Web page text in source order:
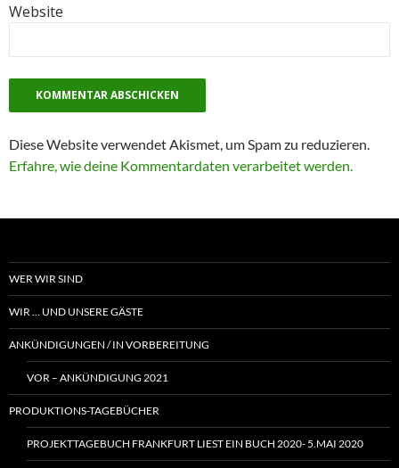
Website
Diese Website verwendet Akismet, um Spam zu reduzieren.
Erfahre, wie deine Kommentardaten verarbeitet werden.
WER WIR SIND
WIR … UND UNSERE GÄSTE
ANKÜNDIGUNGEN / IN VORBEREITUNG
VOR – ANKÜNDIGUNG 2021
PRODUKTIONS-TAGEBÜCHER
PROJEKTTAGEBUCH FRANKFURT LIEST EIN BUCH 2020- 5.MAI 2020